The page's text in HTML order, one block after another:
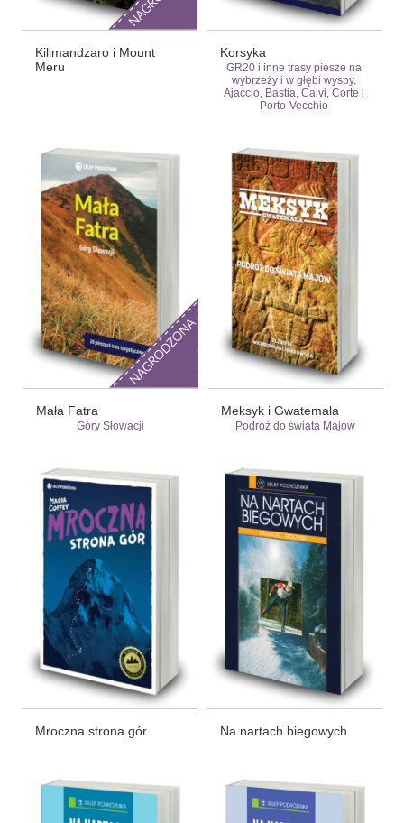
Kilimandżaro i Mount
Meru
Korsyka
GR20 i inne trasy piesze na
wybrzeży i w głębi wyspy.
Ajaccio, Bastia, Calvi, Corte i
Porto-Vecchio
Mała Fatra
Góry Słowacji
Meksyk i Gwatemala
Podróż do świata Majów
Mroczna strona gór Na nartach biegowych